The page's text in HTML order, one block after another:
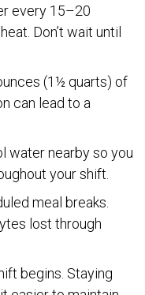
every 15–20
Don’t wait until
(1½ quarts) of
can lead to a
water nearby so you
your shift.
meal breaks.
lost through
begins. Staying